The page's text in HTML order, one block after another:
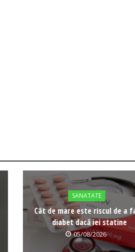
SANATATE
Cât de mare este riscul de a
diabet dacă iei statine
05/08/2026